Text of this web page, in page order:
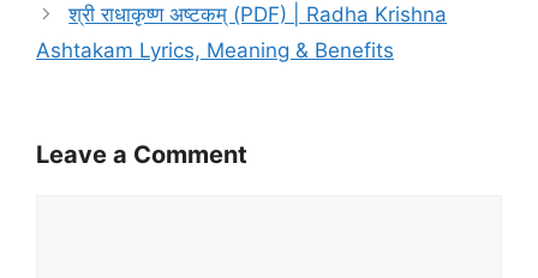
श्री राधाकृष्ण अष्टकम् (PDF) | Radha Krishna
Ashtakam Lyrics, Meaning & Benefits
Leave a Comment